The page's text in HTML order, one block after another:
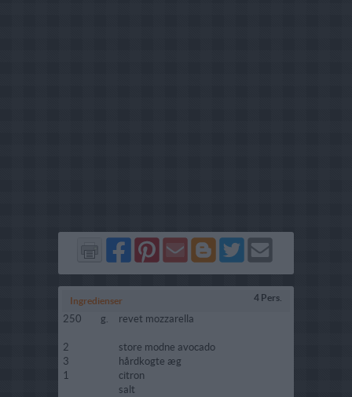
Del
på
Del
på
Send
via
Del
på
Del
på
Send
Ingredienser 4 Pers.
250 g. revet mozzarella
2
store modne avocado
3
hårdkogte æg
1
citron
salt